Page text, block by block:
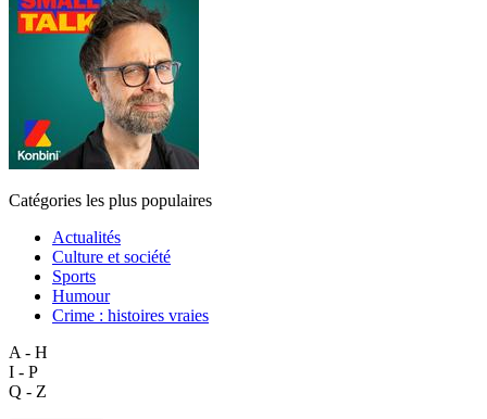
Catégories les plus populaires
Actualités
Culture et société
Sports
Humour
Crime : histoires vraies
A - H
I - P
Q - Z